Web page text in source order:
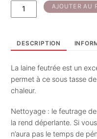
quantité
de
Rio
-
tasse
AJOUTER AU
DESCRIPTION
La laine feutrée est un
permet à ce sous tasse
chaleur.
Nettoyage : le feutrage
la rend déperlante. Si
n’aura pas le temps de